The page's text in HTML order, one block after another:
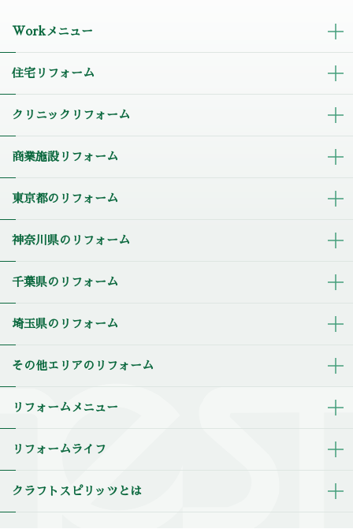
Workメニュー
住宅リフォーム
クリニックリフォーム
商業施設リフォーム
東京都のリフォーム
神奈川県のリフォーム
千葉県のリフォーム
埼玉県のリフォーム
その他エリアのリフォーム
リフォームメニュー
リフォームライフ
クラフトスピリッツとは